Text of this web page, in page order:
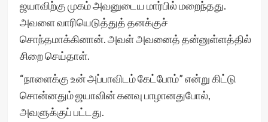
ஜயாவிற்கு முகம் அவனுடைய மார்பில் மறைந்தது.
அவளை வாரியெடுத்துத் தனக்குச்
சொந்தமாக்கினான். அவள் அவனைத் தன்னுள்ளத்தில்
சிறை செய்தாள்.
“நாளைக்கு உன் அப்பாவிடம் கேட்போம்” என்று கிட்டு
சொன்னதும் ஜயாவின் கனவு பாழானதுபோல்,
அவளுக்குப் பட்டது.